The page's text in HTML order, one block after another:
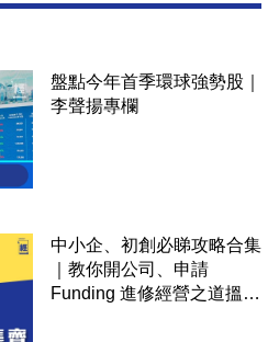
盤點今年首季環球強勢股｜
李聲揚專欄
中小企、初創必睇攻略合集
｜教你開公司、申請
Funding 進修經營之道搵大